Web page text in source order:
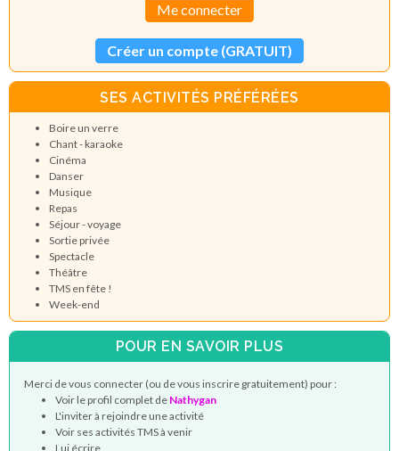
Me connecter
Créer un compte (GRATUIT)
SES ACTIVITÉS PRÉFÉRÉES
Boire un verre
Chant - karaoke
Cinéma
Danser
Musique
Repas
Séjour - voyage
Sortie privée
Spectacle
Théâtre
TMS en fête !
Week-end
POUR EN SAVOIR PLUS
Merci de vous connecter (ou de vous inscrire gratuitement) pour :
Voir le profil complet de Nathygan
L'inviter à rejoindre une activité
Voir ses activités TMS à venir
Lui écrire